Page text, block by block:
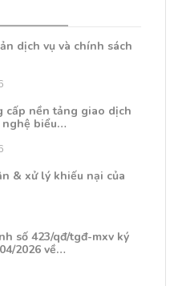
dịch vụ và chính sách
cấp nền tảng giao dịch
nghệ biểu…
& xử lý khiếu nại của
số 423/qđ/tgđ-mxv ký
2026 về…